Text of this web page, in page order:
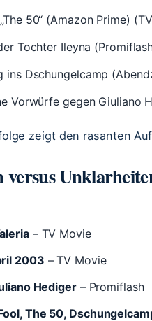
50“ (Amazon Prime)
Tochter Ileyna
ins Dschungelcamp
Vorwürfe gegen Giuliano
zeigt den rasanten
versus
– TV Movie
2003 – TV Movie
Hediger– Promiflash
The 50,